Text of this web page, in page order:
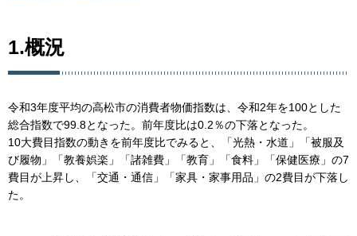
1.概況
令和3年度平均の高松市の消費者物価指数は、令和2年を100とした
総合指数で99.8となった。前年度比は0.2％の下落となった。
10大費目指数の動きを前年度比でみると、「光熱・水道」「被服及
び履物」「教養娯楽」「諸雑費」「教育」「食料」「保健医療」の7
費目が上昇し、「交通・通信」「家具・家事用品」の2費目が下落し
た。